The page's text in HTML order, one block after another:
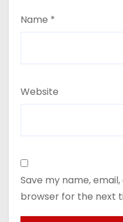
Name *
Website
Save my name,
browser for the next